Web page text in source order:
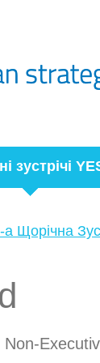
зустрічі
а Щорічна
Non-